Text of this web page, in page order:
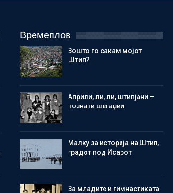
Времеплов
Зошто го сакам мојот
Штип?
Aприли, ли, ли, штипјани –
познати шегаџии
Малку за историја на Штип,
градот под Исарот
Зa младите и гимнастиката